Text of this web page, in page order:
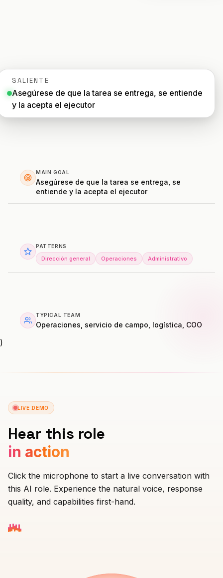
Funeraria
Agencia
Selección de personal
SaaS
SALIENTE
Asegúrese de que la tarea se entrega, se entiende
y la acepta el ejecutor
MAIN GOAL
Asegúrese de que la tarea se entrega, se
entiende y la acepta el ejecutor
PATTERNS
Dirección general Operaciones Administrativo
TYPICAL TEAM
Operaciones, servicio de campo, logística, COO
)
LIVE DEMO
Hear this role
in action
Click the microphone to start a live conversation with
this AI role. Experience the natural voice, response
quality, and capabilities first-hand.